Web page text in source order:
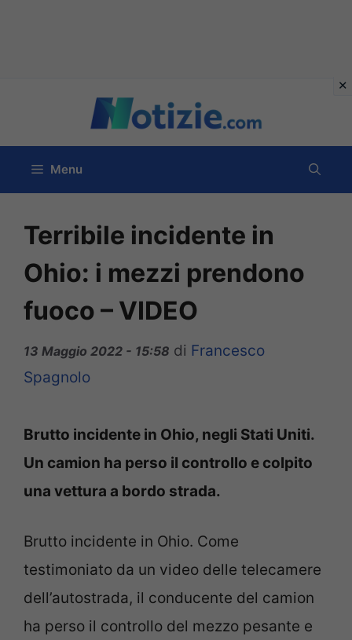
contenuto
Menu
Terribile incidente in
Ohio: i mezzi prendono
fuoco – VIDEO
13 Maggio 2022 - 15:58 di Francesco
Spagnolo
Brutto incidente in Ohio, negli Stati Uniti.
Un camion ha perso il controllo e colpito
una vettura a bordo strada.
Brutto incidente in Ohio. Come
testimoniato da un video delle telecamere
dell’autostrada, il conducente del camion
ha perso il controllo del mezzo pesante e